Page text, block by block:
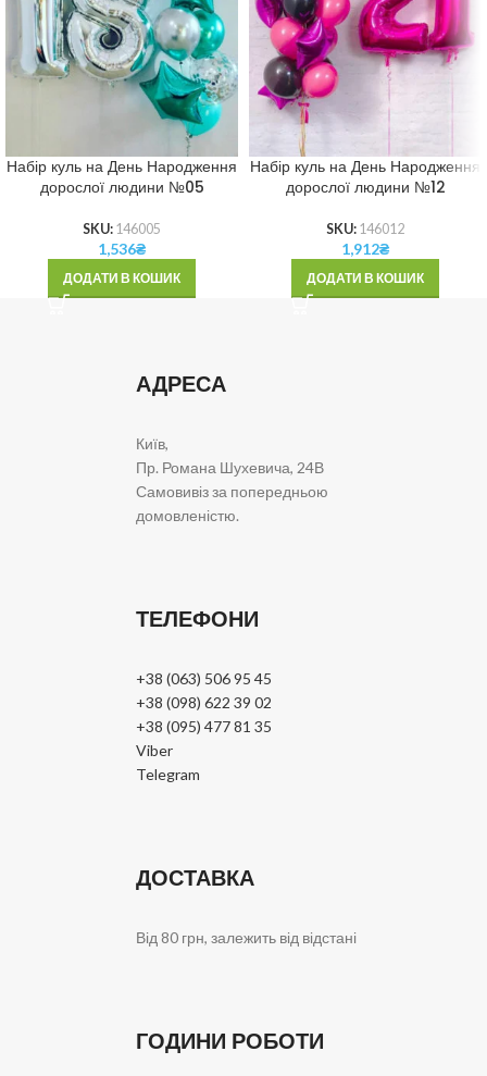
Набір куль на День Народження
дорослої людини №05
SKU: 146005
1,536₴
ДОДАТИ В КОШИК
Набір куль на День Народження
дорослої людини №12
SKU: 146012
1,912₴
ДОДАТИ В КОШИК
АДРЕСА
Київ,
Пр. Романа Шухевича, 24В
Самовивіз за попередньою
домовленістю.
ТЕЛЕФОНИ
+38 (063) 506 95 45
+38 (098) 622 39 02
+38 (095) 477 81 35
Viber
Telegram
ДОСТАВКА
Від 80 грн, залежить від відстані
ГОДИНИ РОБОТИ